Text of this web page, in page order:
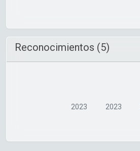
Reconocimientos (5)
2023 2023